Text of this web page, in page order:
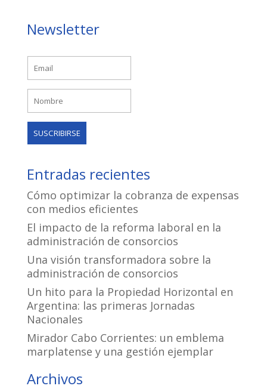
Newsletter
Entradas recientes
Cómo optimizar la cobranza de expensas
con medios eficientes
El impacto de la reforma laboral en la
administración de consorcios
Una visión transformadora sobre la
administración de consorcios
Un hito para la Propiedad Horizontal en
Argentina: las primeras Jornadas
Nacionales
Mirador Cabo Corrientes: un emblema
marplatense y una gestión ejemplar
Archivos